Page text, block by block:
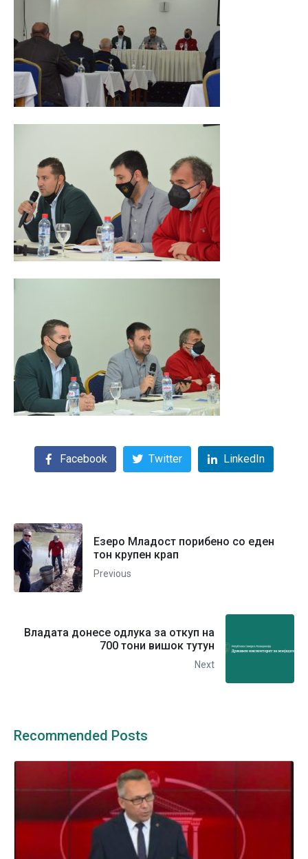
Facebook Twitter LinkedIn
Езеро Младост порибено со еден
тон крупен крап
Previous
Владата донесе одлука за откуп на
700 тони вишок тутун
Next
Recommended Posts